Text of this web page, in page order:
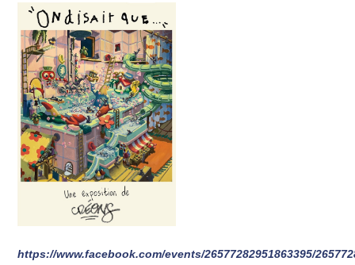
https://www.facebook.com/events/26577282951863395/